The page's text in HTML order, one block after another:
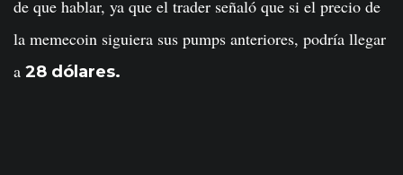
de que hablar, ya que el trader señaló que si el precio de
la memecoin siguiera sus pumps anteriores, podría llegar
a 28 dólares.